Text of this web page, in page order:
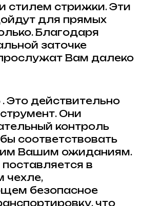
стилем стрижки. Эти
для прямых
Благодаря
заточке
Вам далеко
. Это действительно
Они
контроль
соответствовать
Вашим ожиданиям.
в
чехле,
безопасное
что